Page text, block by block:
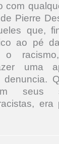
com
Pierre
que,
ao pé
uma
denuncia.
seus